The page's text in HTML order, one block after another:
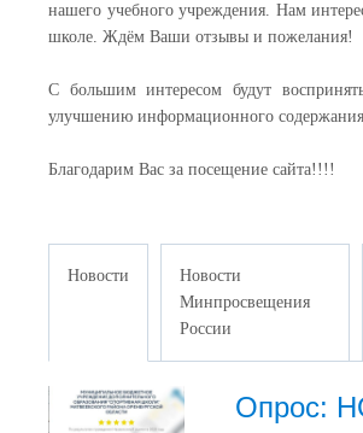
нашего учебного учреждения. Нам
школе. Ждём Ваши отзывы и пожелания!
С большим интересом будут
улучшению информационного содержания
Благодарим Вас за посещение сайта!!!!
Новости
Новости
Минпросвещения
России